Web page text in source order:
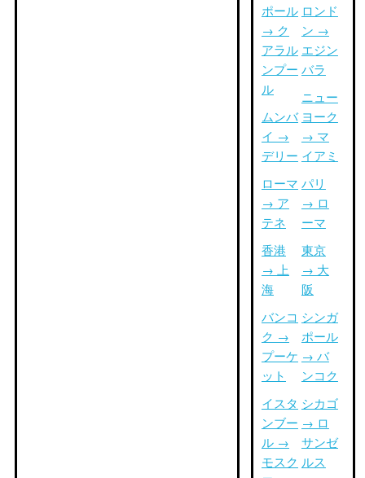
ポール
→ ク
アラル
ンプー
ル
ムンバ
イ →
デリー
ローマ
→ ア
テネ
香港
→ 上
海
バンコ
ク →
プーケ
ット
イスタ
ンブー
ル →
モスク
ロンド
ン →
エジン
バラ
ニュー
ヨーク
→ マ
イアミ
パリ
→ ロ
ーマ
東京
→ 大
阪
シンガ
ポール
→ バ
ンコク
シカゴ
→ ロ
サンゼ
ルス